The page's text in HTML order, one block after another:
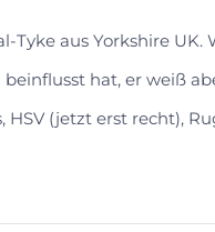
Tyke aus Yorkshire
hat, er weiß
HSV (jetzt erst recht),